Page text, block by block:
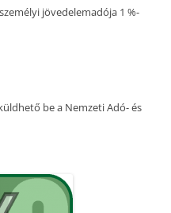
jövedelemadója 1 %-
be a Nemzeti Adó- és